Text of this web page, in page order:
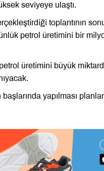
seviyeye ulaştı.
toplantının
petrol üretimini bir
üretimini büyük
yapılması